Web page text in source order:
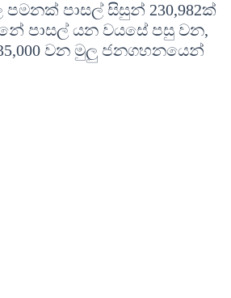
පාසල් සිසුන් 230,982ක්
පාසල් යන වයසේ පසු වන,
වන මුලු ජනගහනයෙන්